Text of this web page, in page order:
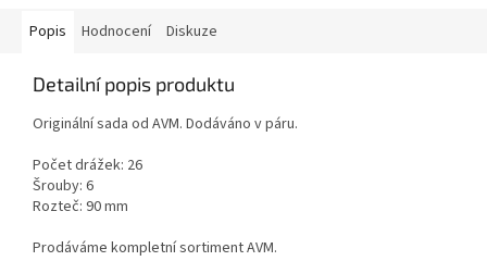
Popis Hodnocení Diskuze
Detailní popis produktu
Originální sada od AVM. Dodáváno v páru.
Počet drážek: 26
Šrouby: 6
Rozteč: 90 mm
Prodáváme kompletní sortiment AVM.